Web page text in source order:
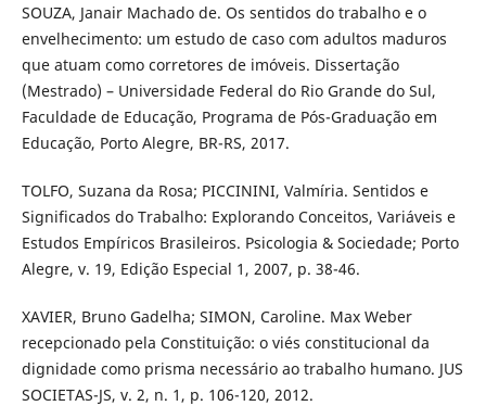
SOUZA, Janair Machado de. Os sentidos do trabalho e o
envelhecimento: um estudo de caso com adultos maduros
que atuam como corretores de imóveis. Dissertação
(Mestrado) – Universidade Federal do Rio Grande do Sul,
Faculdade de Educação, Programa de Pós-Graduação em
Educação, Porto Alegre, BR-RS, 2017.
TOLFO, Suzana da Rosa; PICCININI, Valmíria. Sentidos e
Significados do Trabalho: Explorando Conceitos, Variáveis e
Estudos Empíricos Brasileiros. Psicologia & Sociedade; Porto
Alegre, v. 19, Edição Especial 1, 2007, p. 38-46.
XAVIER, Bruno Gadelha; SIMON, Caroline. Max Weber
recepcionado pela Constituição: o viés constitucional da
dignidade como prisma necessário ao trabalho humano. JUS
SOCIETAS-JS, v. 2, n. 1, p. 106-120, 2012.